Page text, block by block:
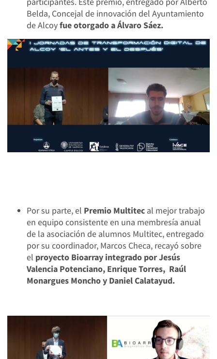
Belda, Concejal de innovación del Ayuntamiento
de Alcoyfue otorgado a Álvaro Sáez.
Por su parte, el Premio Multitec al mejor trabajo
en equipo consistente en una membresía anual
de la asociación de alumnos Multitec, entregado
por su coordinador, Marcos Checa, recayó sobre
el proyecto Bioarray integrado por Jesús
Valencia Potenciano, Enrique Torres, Raúl
Monargues Moncho y Daniel Calatayud.